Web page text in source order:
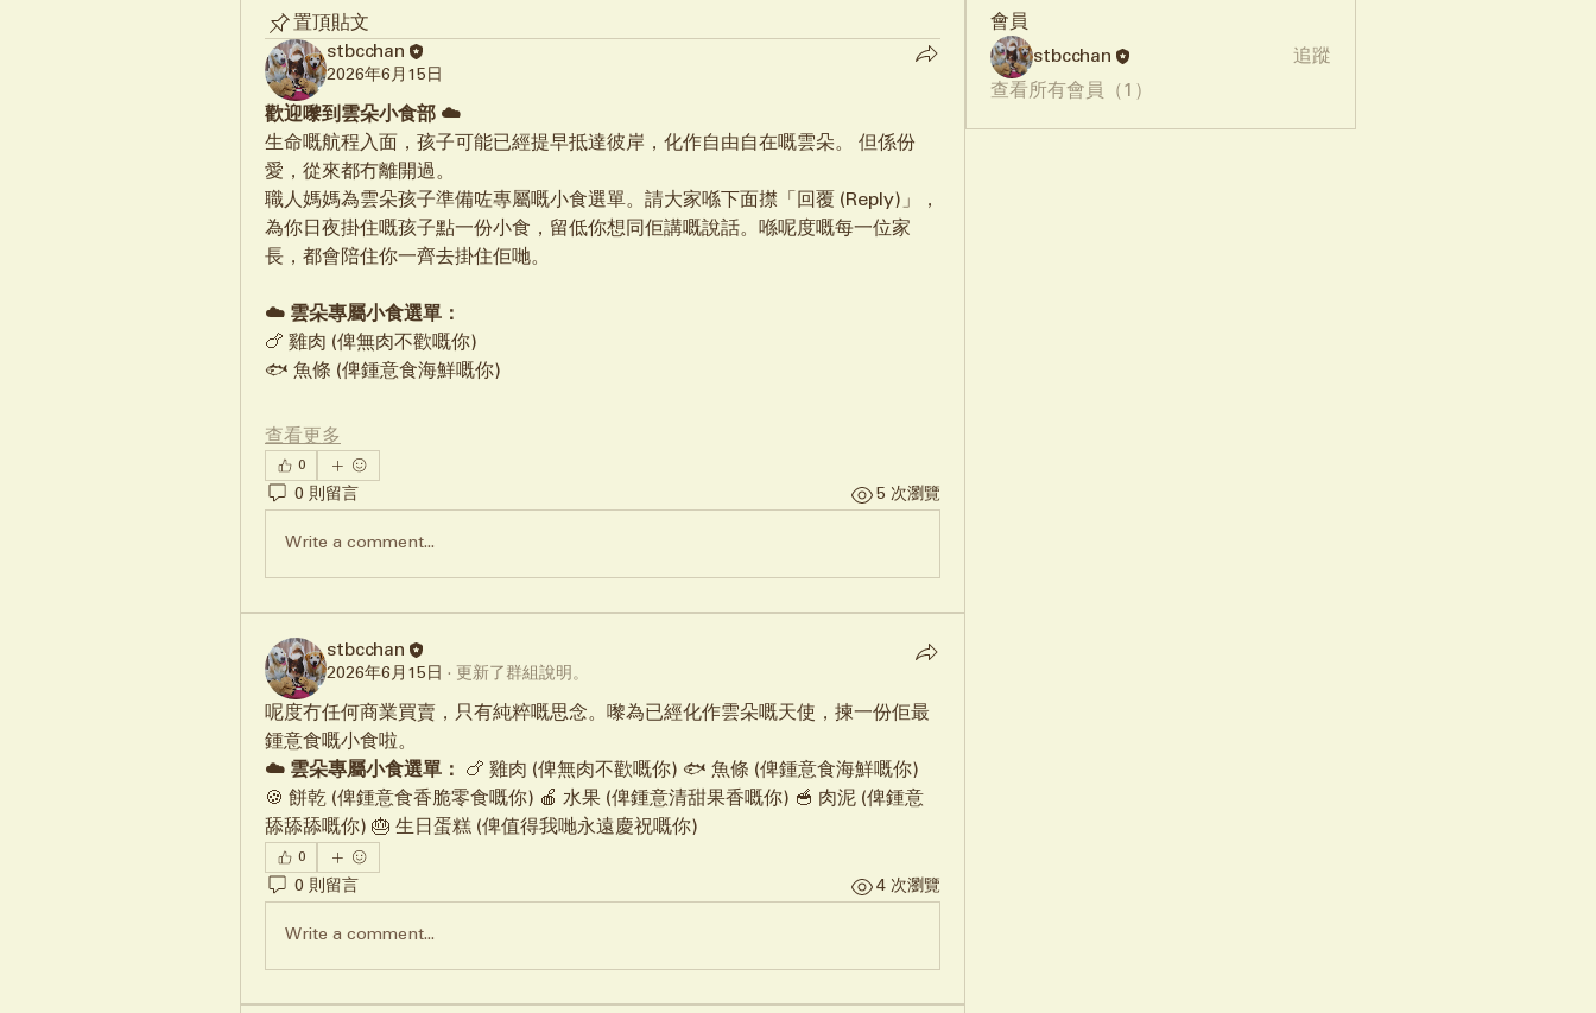
置頂貼文
stbcchan
2026年6月15日
歡迎嚟到雲朵小食部 ☁️
生命嘅航程入面，孩子可能已經提早抵達彼岸，化作自由自在嘅雲朵。 但係份
愛，從來都冇離開過。
職人媽媽為雲朵孩子準備咗專屬嘅小食選單。請大家喺下面㩒「回覆 (Reply)」，
為你日夜掛住嘅孩子點一份小食，留低你想同佢講嘅說話。喺呢度嘅每一位家
長，都會陪住你一齊去掛住佢哋。
☁️ 雲朵專屬小食選單：
🍗 雞肉 (俾無肉不歡嘅你)
🐟 魚條 (俾鍾意食海鮮嘅你)
查看更多
0
0 則留言 5 次瀏覽
Write a comment...
stbcchan
2026年6月15日 · 更新了群組說明。
呢度冇任何商業買賣，只有純粹嘅思念。嚟為已經化作雲朵嘅天使，揀一份佢最
鍾意食嘅小食啦。
☁️ 雲朵專屬小食選單：
🍗 雞肉 (俾無肉不歡嘅你) 🐟 魚條 (俾鍾意食海鮮嘅你)
🍪 餅乾 (俾鍾意食香脆零食嘅你) 🍎 水果 (俾鍾意清甜果香嘅你) 🥣 肉泥 (俾鍾意
舔舔舔嘅你) 🎂 生日蛋糕 (俾值得我哋永遠慶祝嘅你)
0
0 則留言 4 次瀏覽
Write a comment...
會員
stbcchan
追蹤
查看所有會員（1）